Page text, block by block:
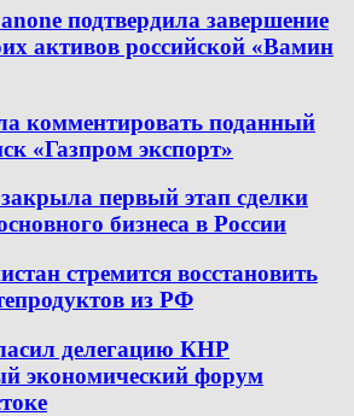
подтвердила завершение
активов российской «Вамин
комментировать поданный
«Газпром экспорт»
первый этап сделки
бизнеса в России
стремится восстановить
из РФ
делегацию КНР
экономический форум